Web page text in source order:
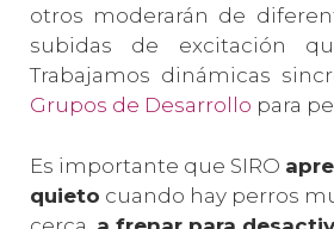
otros moderarán de
subidas de excitación
Trabajamos dinámicas
Grupos de Desarrollo para
Es importante que SIRO
quieto cuando hay perros